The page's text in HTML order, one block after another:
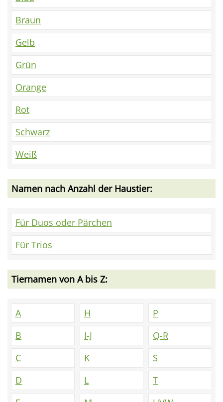
Braun
Gelb
Grün
Orange
Rot
Schwarz
Weiß
Namen nach Anzahl der Haustier:
Für Duos oder Pärchen
Für Trios
Tiernamen von A bis Z:
A
B
C
D
H
I-J
K
L
P
Q-R
S
T